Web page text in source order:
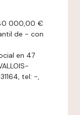
40 000,00 €
de - con
en 47
tel: -,